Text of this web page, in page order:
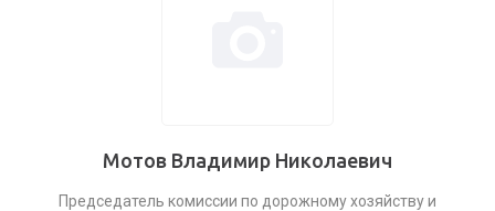
Мотов Владимир Николаевич
Председатель комиссии по дорожному хозяйству и